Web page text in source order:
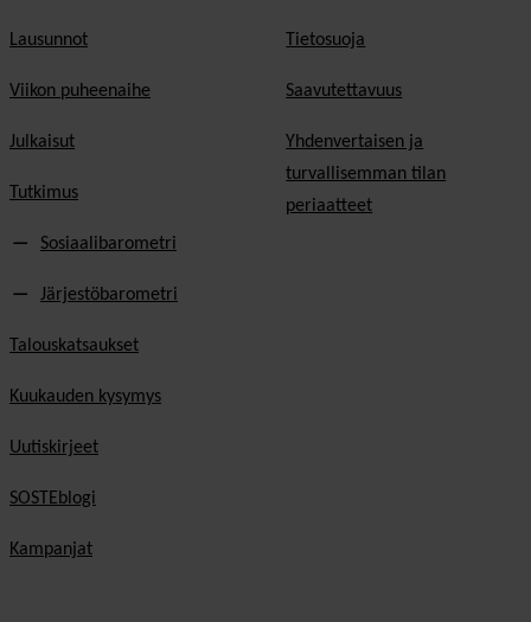
Lausunnot
Viikon puheenaihe
Julkaisut
Tutkimus
Sosiaalibarometri
Järjestöbarometri
Talouskatsaukset
Kuukauden kysymys
Uutiskirjeet
SOSTEblogi
Kampanjat
Tietosuoja
Saavutettavuus
Yhdenvertaisen ja
turvallisemman tilan
periaatteet